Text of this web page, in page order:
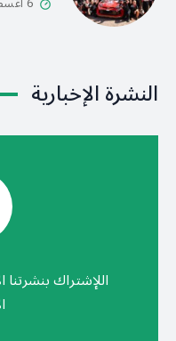
النشرة الإخبارية
اللإشتراك